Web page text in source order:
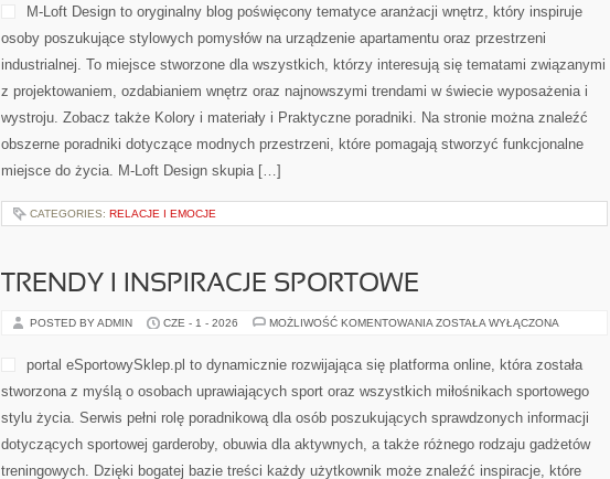
WIELKIE
ROZWIĄZANIA
M-Loft Design to oryginalny blog poświęcony tematyce aranżacji wnętrz, który inspiruje
osoby poszukujące stylowych pomysłów na urządzenie apartamentu oraz przestrzeni
industrialnej. To miejsce stworzone dla wszystkich, którzy interesują się tematami związanymi
z projektowaniem, ozdabianiem wnętrz oraz najnowszymi trendami w świecie wyposażenia i
wystroju. Zobacz także Kolory i materiały i Praktyczne poradniki. Na stronie można znaleźć
obszerne poradniki dotyczące modnych przestrzeni, które pomagają stworzyć funkcjonalne
miejsce do życia. M-Loft Design skupia […]
CATEGORIES: RELACJE I EMOCJE
TRENDY I INSPIRACJE SPORTOWE
POSTED BY ADMIN CZE - 1 - 2026 MOŻLIWOŚĆ KOMENTOWANIA TRENDY
SPORTOWE
ZOSTAŁA WYŁĄCZONA
portal eSportowySklep.pl to dynamicznie rozwijająca się platforma online, która została
stworzona z myślą o osobach uprawiających sport oraz wszystkich miłośnikach sportowego
stylu życia. Serwis pełni rolę poradnikową dla osób poszukujących sprawdzonych informacji
dotyczących sportowej garderoby, obuwia dla aktywnych, a także różnego rodzaju gadżetów
treningowych. Dzięki bogatej bazie treści każdy użytkownik może znaleźć inspiracje, które